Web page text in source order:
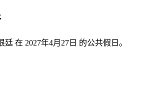
在 2027年4月27日 的公共假日。